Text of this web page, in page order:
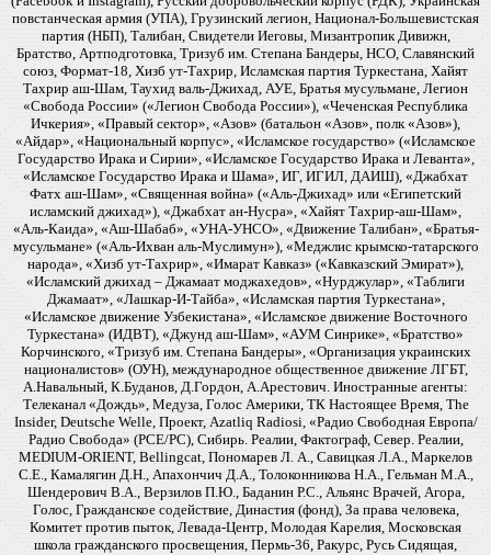
повстанческая армия (УПА), Грузинский легион, Национал-Большевистская
партия (НБП), Талибан, Свидетели Иеговы, Мизантропик Дивижн,
Братство, Артподготовка, Тризуб им. Степана Бандеры, НСО, Славянский
союз, Формат-18, Хизб ут-Тахрир, Исламская партия Туркестана, Хайят
Тахрир аш-Шам, Таухид валь-Джихад, АУЕ, Братья мусульмане, Легион
«Свобода России» («Легион Свобода России»), «Чеченская Республика
Ичкерия», «Правый сектор», «Азов» (батальон «Азов», полк «Азов»),
«Айдар», «Национальный корпус», «Исламское государство» («Исламское
Государство Ирака и Сирии», «Исламское Государство Ирака и Леванта»,
«Исламское Государство Ирака и Шама», ИГ, ИГИЛ, ДАИШ), «Джабхат
Фатх аш-Шам», «Священная война» («Аль-Джихад» или «Египетский
исламский джихад»), «Джабхат ан-Нусра», «Хайят Тахрир-аш-Шам»,
«Аль-Каида», «Аш-Шабаб», «УНА-УНСО», «Движение Талибан», «Братья-
мусульмане» («Аль-Ихван аль-Муслимун»), «Меджлис крымско-татарского
народа», «Хизб ут-Тахрир», «Имарат Кавказ» («Кавказский Эмират»),
«Исламский джихад – Джамаат моджахедов», «Нурджулар», «Таблиги
Джамаат», «Лашкар-И-Тайба», «Исламская партия Туркестана»,
«Исламское движение Узбекистана», «Исламское движение Восточного
Туркестана» (ИДВТ), «Джунд аш-Шам», «АУМ Синрике», «Братство»
Корчинского, «Тризуб им. Степана Бандеры», «Организация украинских
националистов» (ОУН), международное общественное движение ЛГБТ,
А.Навальный, К.Буданов, Д.Гордон, А.Арестович. Иностранные агенты:
Телеканал «Дождь», Медуза, Голос Америки, ТК Настоящее Время, The
Insider, Deutsche Welle, Проект, Azatliq Radiosi, «Радио Свободная Европа/
Радио Свобода» (PCE/PC), Сибирь. Реалии, Фактограф, Север. Реалии,
MEDIUM-ORIENT, Bellingcat, Пономарев Л. А., Савицкая Л.А., Маркелов
С.Е., Камалягин Д.Н., Апахончич Д.А., Толоконникова Н.А., Гельман М.А.,
Шендерович В.А., Верзилов П.Ю., Баданин Р.С., Альянс Врачей, Агора,
Голос, Гражданское содействие, Династия (фонд), За права человека,
Комитет против пыток, Левада-Центр, Молодая Карелия, Московская
школа гражданского просвещения, Пермь-36, Ракурс, Русь Сидящая,